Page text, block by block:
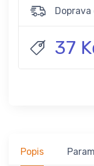
Doprava
37
Popis